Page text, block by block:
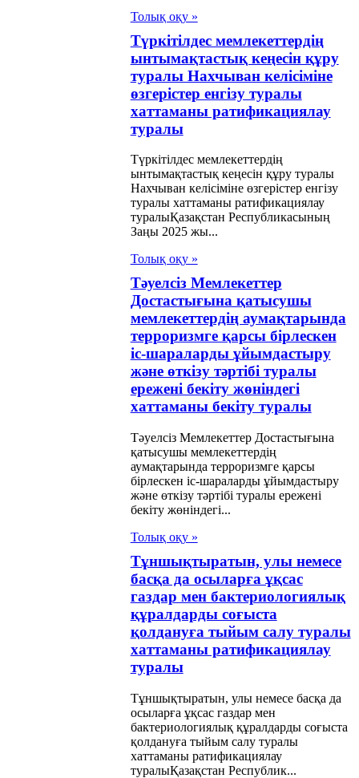
арасындағы
салынатын
қатысты
салық
болдырмау
салық салудан
өзгерістер
арасындағы
қауіпсіздік
Толық оқу »
Түркітілдес мемлекеттердің
ынтымақтастық кеңесін құру
туралы Нахчыван келісіміне
өзгерістер енгізу туралы
хаттаманы ратификациялау
туралы
Түркітілдес мемлекеттердің
ынтымақтастық кеңесін құру туралы
Нахчыван келісіміне өзгерістер енгізу
туралы хаттаманы ратификациялау
туралыҚазақстан Республикасының
Заңы 2025 жы...
Толық оқу »
Тәуелсiз Мемлекеттер
Достастығына қатысушы
мемлекеттердiң аумақтарында
терроризмге қарсы бiрлескен
iс-шараларды ұйымдастыру
және өткiзу тәртiбi туралы
ереженi бекiту жөнiндегі
хаттаманы бекiту туралы
Тәуелсiз Мемлекеттер Достастығына
қатысушы мемлекеттердiң
аумақтарында терроризмге қарсы
бiрлескен iс-шараларды ұйымдастыру
және өткiзу тәртiбi туралы ереженi
бекiту жөнiндегі...
Толық оқу »
Тұншықтыратын, улы немесе
басқа да осыларға ұқсас
газдар мен бактериологиялық
құралдарды соғыста
қолдануға тыйым салу туралы
хаттаманы ратификациялау
туралы
Тұншықтыратын, улы немесе басқа да
осыларға ұқсас газдар мен
бактериологиялық құралдарды соғыста
қолдануға тыйым салу туралы
хаттаманы ратификациялау
туралыҚазақстан Республик...